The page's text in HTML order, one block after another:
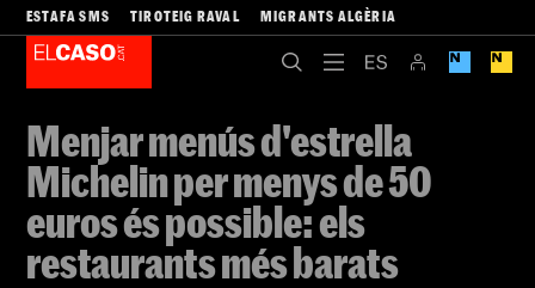
ESTAFA SMS TIROTEIG RAVAL MIGRANTS ALGÈRIA
Menjar menús d'estrella
Michelin per menys de 50
euros és possible: els
restaurants més barats